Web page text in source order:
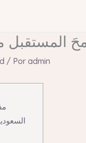
/ Por admin